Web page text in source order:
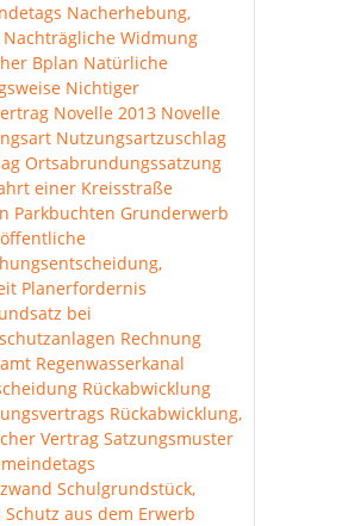
Nacherhebung,
Nachträgliche Widmung
Bplan Natürliche
Nichtiger
Novelle 2013 Novelle
Nutzungsartzuschlag
Ortsabrundungssatzung
einer Kreisstraße
Parkbuchten Grunderwerb
Planerfordernis
bei
Rechnung
Regenwasserkanal
Rückabwicklung
Rückabwicklung,
Vertrag Satzungsmuster
Schulgrundstück,
Schutz aus dem Erwerb